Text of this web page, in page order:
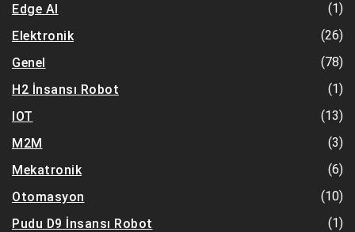
Edge AI
(1)
Elektronik
(26)
Genel
(78)
H2 İnsansı Robot
(1)
IOT
(13)
M2M
(3)
Mekatronik
(6)
Otomasyon
(10)
Pudu D9 İnsansı Robot
(1)